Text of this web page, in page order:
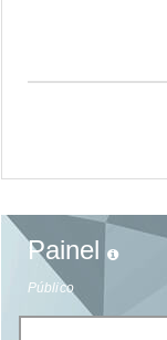
Painel
Público